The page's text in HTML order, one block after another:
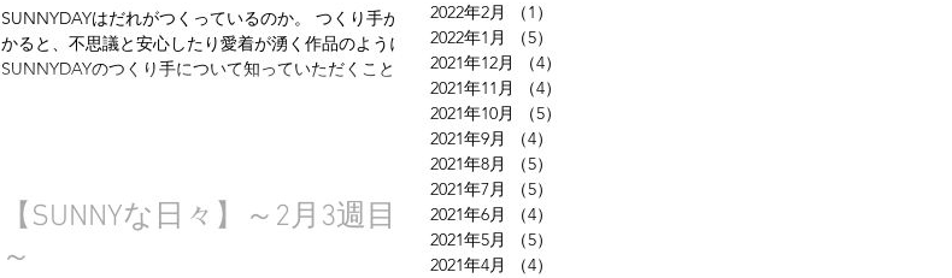
SUNNYDAYはだれがつくっているのか。 つくり手が分
かると、不思議と安心したり愛着が湧く作品のように、
SUNNYDAYのつくり手について知っていただくこと
【SUNNYな日々】～2月3週目
～
2022年2月 （1）
2022年1月
（5）
2021年12月
（4）
2021年11月
（4）
2021年10月
（5）
2021年9月
（4）
2021年8月
（5）
2021年7月
（5）
2021年6月
（4）
2021年5月
（5）
2021年4月
（4）